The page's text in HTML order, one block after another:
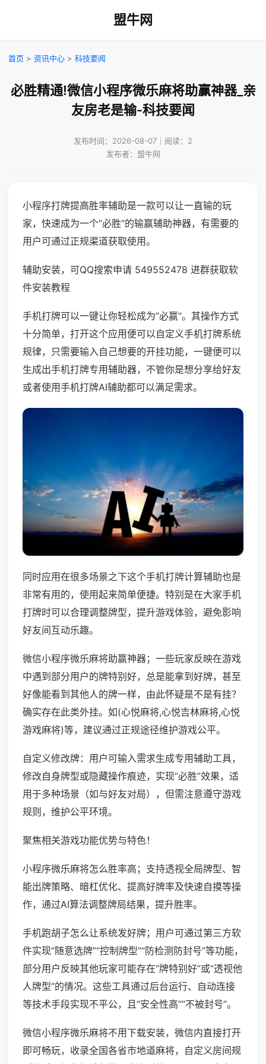
盟牛网
首页 > 资讯中心 > 科技要闻
必胜精通!微信小程序微乐麻将助赢神器_亲
友房老是输-科技要闻
发布时间：2026-08-07｜阅读：2
发布者：盟牛网
小程序打牌提高胜率辅助是一款可以让一直输的玩
家，快速成为一个“必胜”的输赢辅助神器，有需要的
用户可通过正规渠道获取使用。
辅助安装，可QQ搜索申请 549552478 进群获取软
件安装教程
手机打牌可以一键让你轻松成为“必赢”。其操作方式
十分简单，打开这个应用便可以自定义手机打牌系统
规律，只需要输入自己想要的开挂功能，一键便可以
生成出手机打牌专用辅助器，不管你是想分享给好友
或者使用手机打牌AI辅助都可以满足需求。
同时应用在很多场景之下这个手机打牌计算辅助也是
非常有用的，使用起来简单便捷。特别是在大家手机
打牌时可以合理调整牌型，提升游戏体验，避免影响
好友间互动乐趣。
微信小程序微乐麻将助赢神器；一些玩家反映在游戏
中遇到部分用户的牌特别好，总是能拿到好牌，甚至
好像能看到其他人的牌一样，由此怀疑是不是有挂？
确实存在此类外挂。如(心悦麻将,心悦吉林麻将,心悦
游戏麻将)等，建议通过正规途径维护游戏公平。
自定义修改牌：用户可输入需求生成专用辅助工具，
修改自身牌型或隐藏操作痕迹，实现“必胜”效果，适
用于多种场景（如与好友对局），但需注意遵守游戏
规则，维护公平环境。
聚焦相关游戏功能优势与特色！
小程序微乐麻将怎么胜率高；支持透视全局牌型、智
能出牌策略、暗杠优化、提高好牌率及快速自摸等操
作，通过AI算法调整牌局结果，提升胜率。
手机跑胡子怎么让系统发好牌；用户可通过第三方软
件实现“随意选牌”“控制牌型”“防检测防封号”等功能，
部分用户反映其他玩家可能存在“牌特别好”或“透视他
人牌型”的情况。这些工具通过后台运行、自动连接
等技术手段实现不平公，且“安全性高”“不被封号”。
微信小程序微乐麻将不用下载安装，微信内直接打开
即可畅玩，收录全国各省市地道麻将，自定义房间规